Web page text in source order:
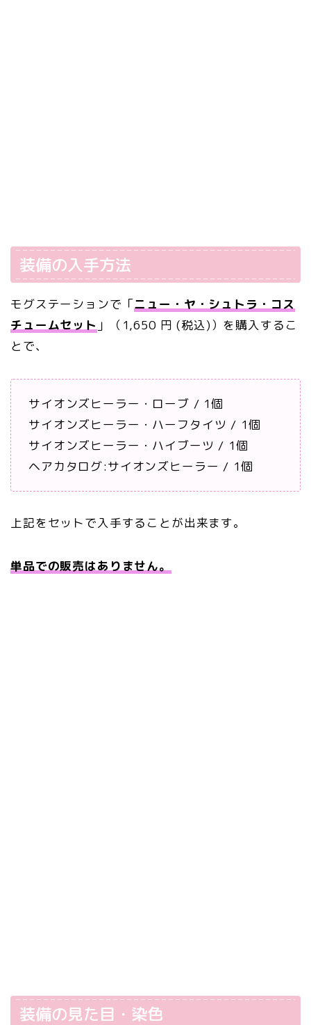
装備の入手方法
モグステーションで「ニュー・ヤ・シュトラ・コス
チュームセット 」（1,650 円 (税込)）を購入するこ
とで、
サイオンズヒーラー・ローブ / 1個
サイオンズヒーラー・ハーフタイツ / 1個
サイオンズヒーラー・ハイブーツ / 1個
ヘアカタログ:サイオンズヒーラー / 1個
上記をセットで入手することが出来ます。
単品での販売はありません。
装備の見た目・染色